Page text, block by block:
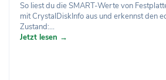
So liest du die SMART-Werte von
mit CrystalDiskInfo aus und erkennst den
Zustand:...
Jetzt lesen →